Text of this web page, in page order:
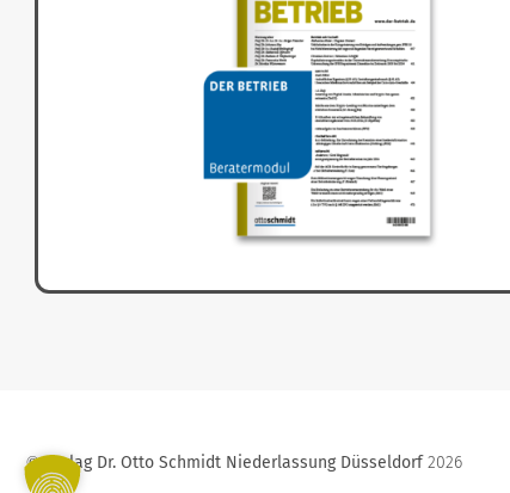
©Verlag Dr. Otto Schmidt Niederlassung Düsseldorf 2026